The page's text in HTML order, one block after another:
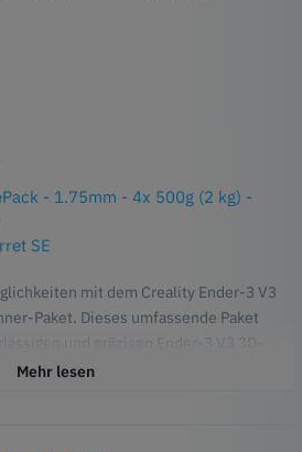
- 1.75mm - 4x 500g (2 kg) -
SE
mit dem Creality Ender-3 V3
Paket. Dieses umfassende Paket
und präzisen Ender-3 V3 3D-
Ferret SE Scanner, sondern auch
Mehr lesen